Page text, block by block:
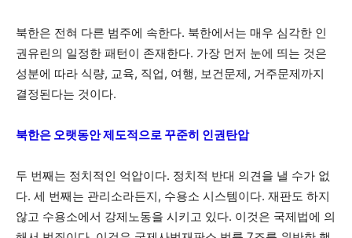
북한은 전혀 다른 범주에 속한다. 북한에서는 매우 심각한 인
권유린의 일정한 패턴이 존재한다. 가장 먼저 눈에 띄는 것은
성분에 따라 식량, 교육, 직업, 여행, 보건문제, 거주문제까지
결정된다는 것이다.
북한은 오랫동안 제도적으로 꾸준히 인권탄압
두 번째는 정치적인 억압이다. 정치적 반대 의견을 낼 수가 없
다. 세 번째는 관리소라든지, 수용소 시스템이다. 재판도 하지
않고 수용소에서 강제노동을 시키고 있다. 이것은 국제법에 의